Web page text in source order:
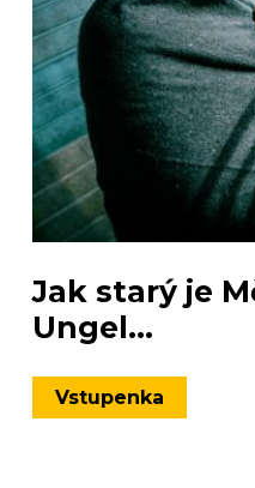
Jak starý je
Ungel...
Vstupenka